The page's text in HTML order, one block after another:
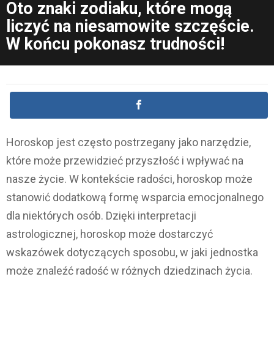
Oto znaki zodiaku, które mogą
liczyć na niesamowite szczęście.
W końcu pokonasz trudności!
Horoskop jest często postrzegany jako narzędzie,
które może przewidzieć przyszłość i wpływać na
nasze życie. W kontekście radości, horoskop może
stanowić dodatkową formę wsparcia emocjonalnego
dla niektórych osób. Dzięki interpretacji
astrologicznej, horoskop może dostarczyć
wskazówek dotyczących sposobu, w jaki jednostka
może znaleźć radość w różnych dziedzinach życia.